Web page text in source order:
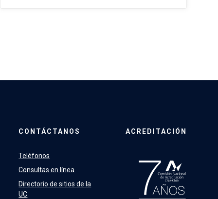
CONTÁCTANOS
Teléfonos
Consultas en línea
Directorio de sitios de la
UC
ACREDITACIÓN